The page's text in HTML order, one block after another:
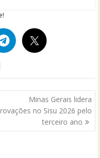
Minas Gerais lidera
no Sisu 2026 pelo
terceiro ano